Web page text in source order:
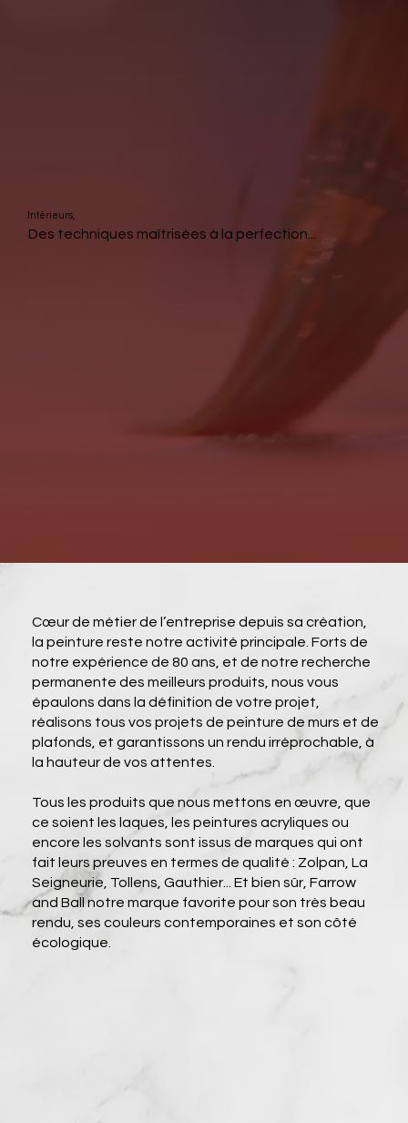
Intérieurs,
Des techniques maîtrisées à la perfection...
Cœur de métier de l’entreprise depuis sa création,
la peinture reste notre activité principale. Forts de
notre expérience de 80 ans, et de notre recherche
permanente des meilleurs produits, nous vous
épaulons dans la définition de votre projet,
réalisons tous vos projets de peinture de murs et de
plafonds, et garantissons un rendu irréprochable, à
la hauteur de vos attentes.
Tous les produits que nous mettons en œuvre, que
ce soient les laques, les peintures acryliques ou
encore les solvants sont issus de marques qui ont
fait leurs preuves en termes de qualité : Zolpan, La
Seigneurie, Tollens, Gauthier... Et bien sûr, Farrow
and Ball notre marque favorite pour son très beau
rendu, ses couleurs contemporaines et son côté
écologique.